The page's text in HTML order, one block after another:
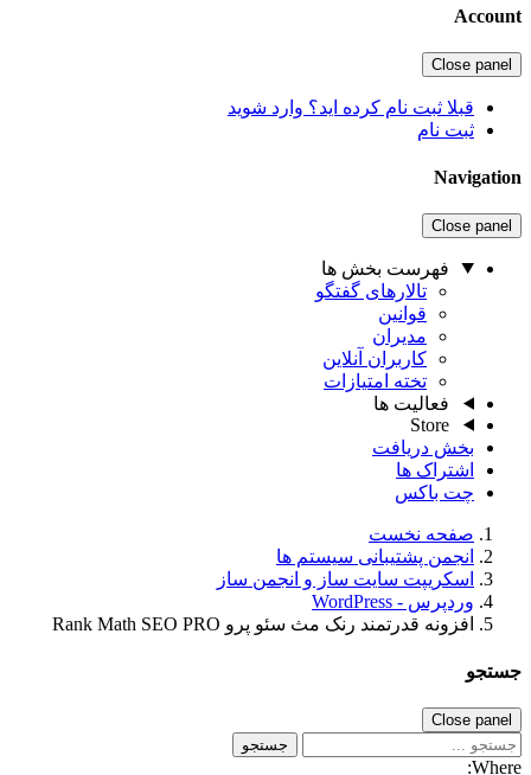
Close panel
قبلا ثبت نام کرده اید؟ وارد شوید
ثبت نام
Close panel
فهرست بخش ها
تالارهای گفتگو
قوانین
مدیران
کاربران آنلاین
تخته امتیازات
فعالیت ها
Store
بخش دریافت
اشتراک ها
چت باکس
صفحه نخست
انجمن پشتیبانی سیستم ها
اسکریپت سایت ساز و انجمن ساز
وردپرس - WordPress
افزونه قدرتمند رنک مث سئو پرو Rank Math SEO PRO
Close panel
جستجو